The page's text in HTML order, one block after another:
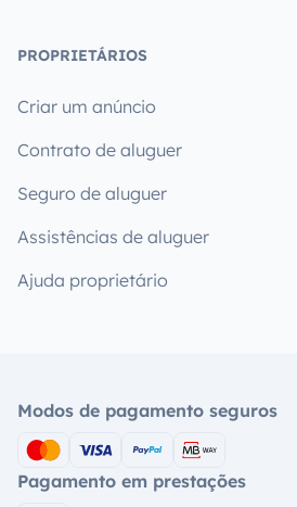
PROPRIETÁRIOS
Criar um anúncio
Contrato de aluguer
Seguro de aluguer
Assistências de aluguer
Ajuda proprietário
Modos de pagamento seguros
Pagamento em prestações